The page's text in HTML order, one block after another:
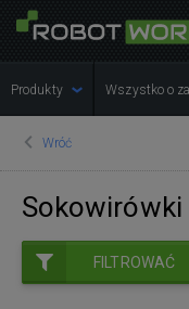
Produkty Wszystko o
Wróć
Sokowirówki
FILTROWAĆ